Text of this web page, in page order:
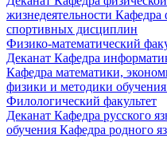
жизнедеятельности Кафедра
спортивных дисциплин
Физико-математический
Деканат Кафедра
Кафедра математики,
физики и методики
Филологический факультет
Деканат Кафедра русского
обучения Кафедра родного